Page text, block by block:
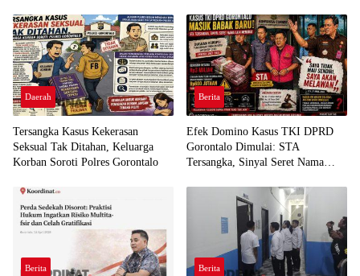
Daerah
Tersangka Kasus Kekerasan
Seksual Tak Ditahan, Keluarga
Korban Soroti Polres Gorontalo
Berita
Efek Domino Kasus TKI DPRD
Gorontalo Dimulai: STA
Tersangka, Sinyal Seret Nama
Berita Berita